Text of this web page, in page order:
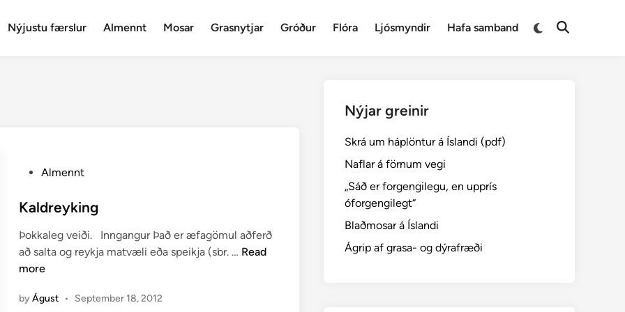
Nýjustu færslur Almennt Mosar Grasnytjar Gróður Flóra Ljósmyndir Hafa samband
Switch
Open
s
e
d
i
Almennt
Kaldreyking
Þokkaleg veiði. Inngangur Það er æfagömul aðferð
að salta og reykja matvæli eða speikja (sbr. … K
Read
more
byÁgust • September 18, 2012
Nýjar greinir
Skrá um háplöntur á Íslandi (pdf)
Naflar á förnum vegi
„Sáð er forgengilegu, en upprís
óforgengilegt“
Blaðmosar á Íslandi
Ágrip af grasa- og dýrafræði